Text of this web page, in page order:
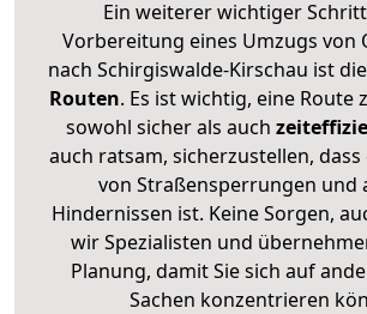
Ein weiterer wichtiger
Vorbereitung eines Umzugs von
nach Schirgiswalde-Kirschau ist die
Routen. Es ist wichtig, eine Route
sowohl sicher als auch
auch ratsam, sicherzustellen,
von Straßensperrungen und
Hindernissen ist. Keine Sorgen,
wir Spezialisten und
Planung, damit Sie sich auf
Sachen konzentrieren